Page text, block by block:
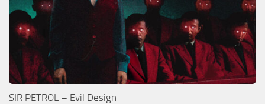
SIR PETROL – Evil Design